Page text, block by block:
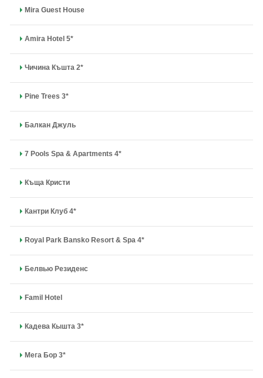
Mira Guest House
Amira Hotel 5*
Чичина Къшта 2*
Pine Trees 3*
Балкан Джуль
7 Pools Spa & Apartments 4*
Къща Кристи
Кантри Клуб 4*
Royal Park Bansko Resort & Spa 4*
Белвью Резиденс
Famil Hotel
Кадева Кышта 3*
Мега Бор 3*